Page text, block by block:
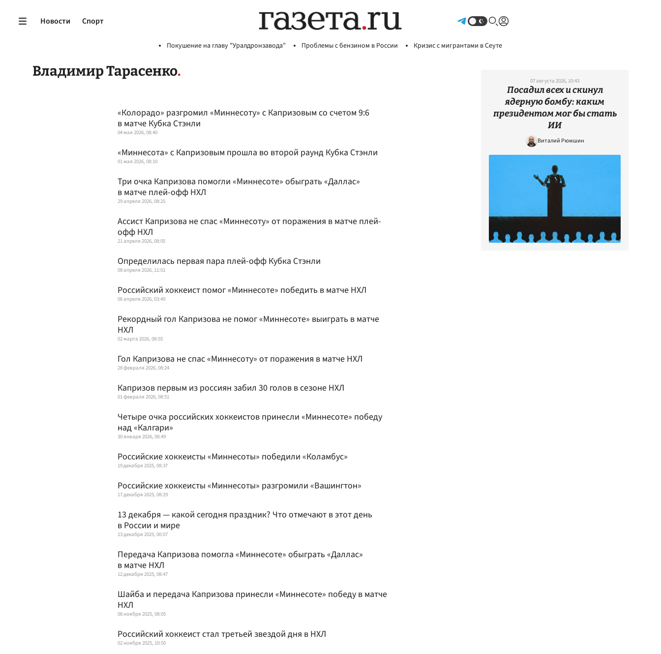
Новости Спорт
Покушение на главу "Уралдронзавода" Проблемы с бензином в России Кризис с мигрантами в Сеуте
Владимир Тарасенко
«Колорадо» разгромил «Миннесоту» с Капризовым со счетом 9:6
в матче Кубка Стэнли
04 мая 2026, 08:40
«Миннесота» с Капризовым прошла во второй раунд Кубка Стэнли
01 мая 2026, 08:10
Три очка Капризова помогли «Миннесоте» обыграть «Даллас»
в матче плей-офф НХЛ
29 апреля 2026, 08:25
Ассист Капризова не спас «Миннесоту» от поражения в матче плей-
офф НХЛ
21 апреля 2026, 08:05
Определилась первая пара плей-офф Кубка Стэнли
08 апреля 2026, 11:01
Российский хоккеист помог «Миннесоте» победить в матче НХЛ
06 апреля 2026, 03:49
Рекордный гол Капризова не помог «Миннесоте» выиграть в матче
НХЛ
02 марта 2026, 08:55
Гол Капризова не спас «Миннесоту» от поражения в матче НХЛ
28 февраля 2026, 08:24
Капризов первым из россиян забил 30 голов в сезоне НХЛ
01 февраля 2026, 08:51
Четыре очка российских хоккеистов принесли «Миннесоте» победу
над «Калгари»
30 января 2026, 08:49
Российские хоккеисты «Миннесоты» победили «Коламбус»
19 декабря 2025, 08:37
Российские хоккеисты «Миннесоты» разгромили «Вашингтон»
17 декабря 2025, 08:29
13 декабря — какой сегодня праздник? Что отмечают в этот день
в России и мире
13 декабря 2025, 00:07
Передача Капризова помогла «Миннесоте» обыграть «Даллас»
в матче НХЛ
12 декабря 2025, 08:47
Шайба и передача Капризова принесли «Миннесоте» победу в матче
НХЛ
08 ноября 2025, 08:05
Российский хоккеист стал третьей звездой дня в НХЛ
02 ноября 2025, 10:50
07 августа 2026, 10:43
Посадил всех и скинул
ядерную бомбу: каким
президентом мог бы стать
ИИ
Виталий Рюмшин